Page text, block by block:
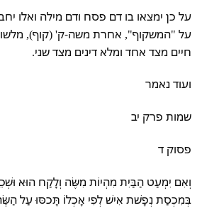
על כן ימצאו בו דם פסח ודם מילה ואלו
על "המשקוף", אחרת משה-ק' (קוף),
חיים מצד אחד ומלא דינים מצד שני.
ועוד נאמר
שמות פרק יב
פסוק ד
וְאִם יִמְעַט הַבַּיִת מִהְיוֹת מִשֶּׂה וְלָקַח הוּא
בְּמִכְסַת נְפָשׁת אִישׁ לְפִי אָכְלוֹ תָּכסּוּ עַל